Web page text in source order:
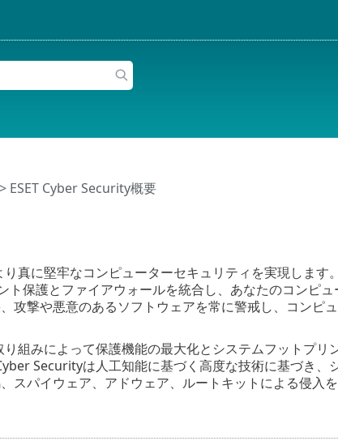
ESET Cyber Security概要
真に堅牢なコンピューターセキュリティを実現します
保護とファイアウォールを統合し、あなたのコンピ
攻撃や悪意のあるソフトウェアを常に警戒し、コンピ
組みによって保護機能の最大化とシステムフットプリ
Securityは人工知能に基づく高度な技術に基づき、
スパイウェア、アドウェア、ルートキットによる侵入